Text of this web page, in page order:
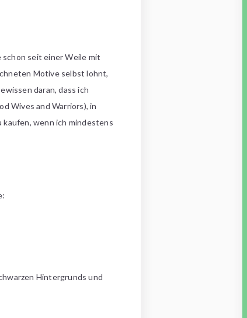
seit einer Weile mit
Motive selbst lohnt,
daran, dass ich
Wives and Warriors), in
kaufen, wenn ich mindestens
Hintergrunds und